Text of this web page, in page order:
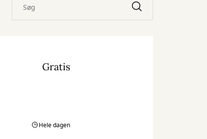
Gratis
Hele dagen